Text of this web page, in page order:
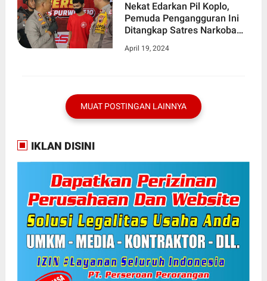
Nekat Edarkan Pil Koplo,
Pemuda Pengangguran Ini
Ditangkap Satres Narkoba
April 19, 2024
MUAT POSTINGAN LAINNYA
IKLAN DISINI